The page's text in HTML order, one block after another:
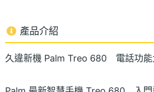
產品介紹
久違新機 Palm Treo 680 電話功能